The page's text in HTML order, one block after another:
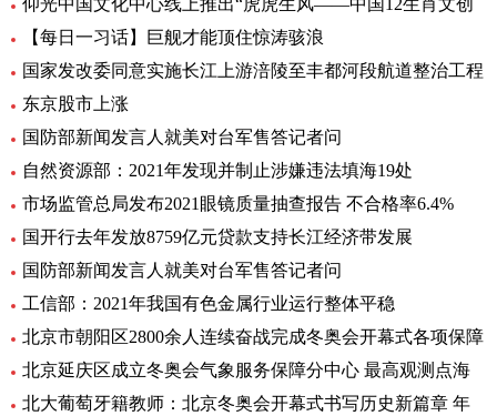
仰光中国文化中心线上推出“虎虎生风——中国12生肖文创
【每日一习话】巨舰才能顶住惊涛骇浪
国家发改委同意实施长江上游涪陵至丰都河段航道整治工程
东京股市上涨
国防部新闻发言人就美对台军售答记者问
自然资源部：2021年发现并制止涉嫌违法填海19处
市场监管总局发布2021眼镜质量抽查报告 不合格率6.4%
国开行去年发放8759亿元贷款支持长江经济带发展
国防部新闻发言人就美对台军售答记者问
工信部：2021年我国有色金属行业运行整体平稳
北京市朝阳区2800余人连续奋战完成冬奥会开幕式各项保障
北京延庆区成立冬奥会气象服务保障分中心 最高观测点海
北大葡萄牙籍教师：北京冬奥会开幕式书写历史新篇章 年